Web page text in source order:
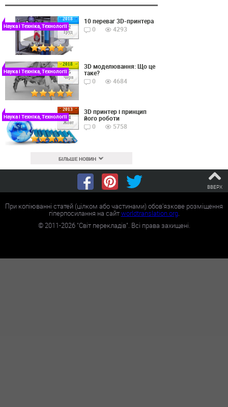
2018
22
Груд
Наука і Техніка, Технології
10 переваг 3D-принтера
0
4293
2018
15
Черв
Наука і Техніка, Технології
3D моделювання: Що це
таке?
0
4684
2013
24
Жовт
Наука і Техніка, Технології
3D принтер і принцип
його роботи
0
5758
БІЛЬШЕ НОВИН
ВВЕРХ
При копіюванні статей (цілком або частинами) обов'язкове розміщення
гіперпосилання на сайтworldtranslation.org.
©2011-2026"Світ перекладів". Всі права захищені.